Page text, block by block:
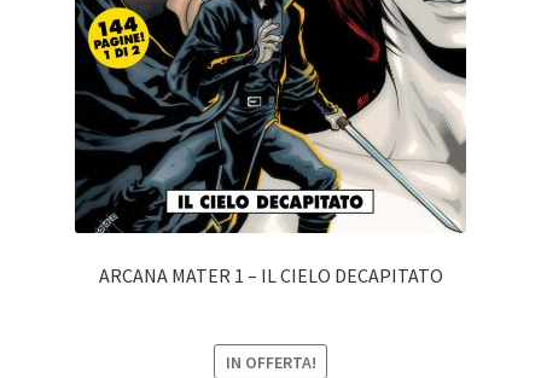
ARCANA MATER 1 – IL CIELO DECAPITATO
IN OFFERTA!